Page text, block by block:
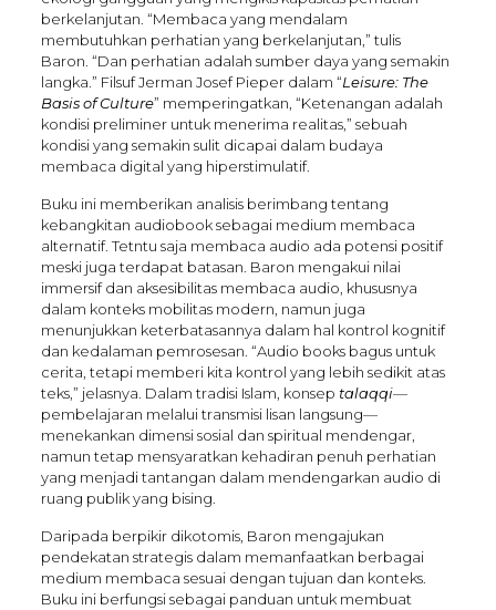
berkelanjutan. “Membaca yang mendalam
membutuhkan perhatian yang berkelanjutan,” tulis
Baron. “Dan perhatian adalah sumber daya yang semakin
langka.” Filsuf Jerman Josef Pieper dalam “Leisure: The
Basis of Culture” memperingatkan, “Ketenangan adalah
kondisi preliminer untuk menerima realitas,” sebuah
kondisi yang semakin sulit dicapai dalam budaya
membaca digital yang hiperstimulatif.
Buku ini memberikan analisis berimbang tentang
kebangkitan audiobook sebagai medium membaca
alternatif. Tetntu saja membaca audio ada potensi positif
meski juga terdapat batasan. Baron mengakui nilai
immersif dan aksesibilitas membaca audio, khususnya
dalam konteks mobilitas modern, namun juga
menunjukkan keterbatasannya dalam hal kontrol kognitif
dan kedalaman pemrosesan. “Audio books bagus untuk
cerita, tetapi memberi kita kontrol yang lebih sedikit atas
teks,” jelasnya. Dalam tradisi Islam, konsep talaqqi—
pembelajaran melalui transmisi lisan langsung—
menekankan dimensi sosial dan spiritual mendengar,
namun tetap mensyaratkan kehadiran penuh perhatian
yang menjadi tantangan dalam mendengarkan audio di
ruang publik yang bising.
Daripada berpikir dikotomis, Baron mengajukan
pendekatan strategis dalam memanfaatkan berbagai
medium membaca sesuai dengan tujuan dan konteks.
Buku ini berfungsi sebagai panduan untuk membuat